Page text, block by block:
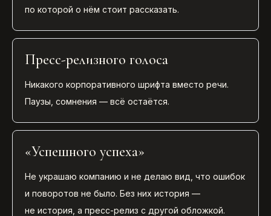
по которой о нём стоит рассказать.
Пресс-релизного голоса
Никакого корпоративного шрифта вместо речи.
Паузы, сомнения — всё остаётся.
«Успешного успеха»
Не украшаю компанию и не делаю вид, что ошибок
и поворотов не было. Без них история —
не история, а пресс-релиз с другой обложкой.